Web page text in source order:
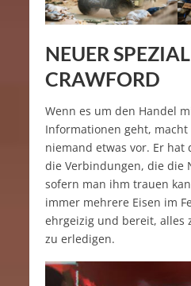
NEUER
CRAWFORD
Wenn es um den Handel
Informationen geht,
niemand etwas vor. Er
die Verbindungen, die die
sofern man ihm trauen
immer mehrere Eisen im
ehrgeizig und bereit, alles
zu erledigen.